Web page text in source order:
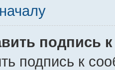
подпись
подпись к